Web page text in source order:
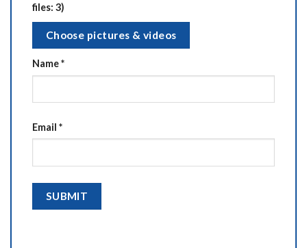
files: 3)
Choose pictures & videos
Name*
Email *